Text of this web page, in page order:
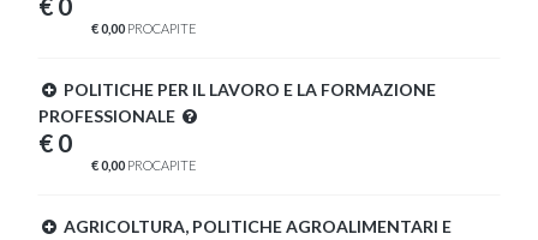
€ 0,00 PROCAPITE
POLITICHE PER IL LAVORO E LA FORMAZIONE
PROFESSIONALE
€ 0
€ 0,00 PROCAPITE
AGRICOLTURA, POLITICHE AGROALIMENTARI E